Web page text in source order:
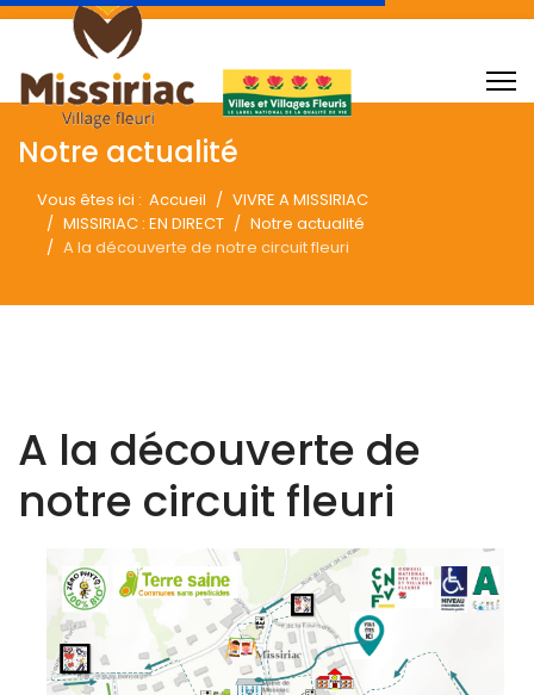
Notre actualité
Vous êtes ici : Accueil
VIVRE A MISSIRIAC
MISSIRIAC : EN DIRECT
Notre actualité
A la découverte de notre circuit fleuri
A la découverte de
notre circuit fleuri